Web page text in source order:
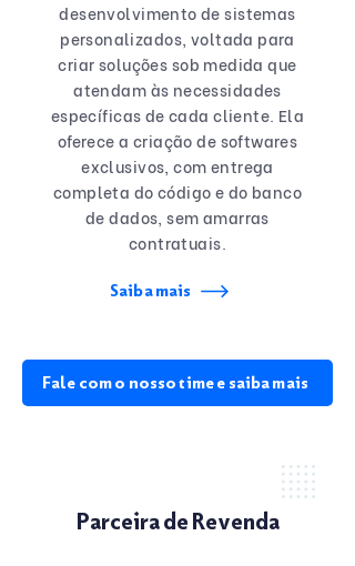
desenvolvimento de sistemas
personalizados, voltada para
criar soluções sob medida que
atendam às necessidades
específicas de cada cliente. Ela
oferece a criação de softwares
exclusivos, com entrega
completa do código e do banco
de dados, sem amarras
contratuais.
Saiba mais
Fale com o nosso time e saiba mais
Parceira de Revenda